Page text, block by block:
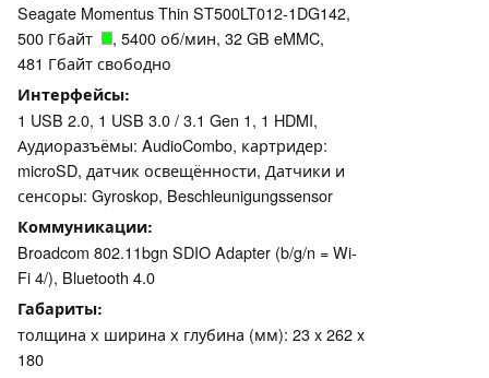
Seagate Momentus Thin ST500LT012-1DG142,
500 Гбайт
, 5400 об/мин, 32 GB eMMC,
481 Гбайт свободно
Интерфейсы
1 USB 2.0, 1 USB 3.0 / 3.1 Gen 1, 1 HDMI,
Аудиоразъёмы: AudioCombo, картридер:
microSD, датчик освещённости, Датчики и
сенсоры: Gyroskop, Beschleunigungssensor
Коммуникации
Broadcom 802.11bgn SDIO Adapter (b/g/n = Wi-
Fi 4/), Bluetooth 4.0
Габариты
толщина х ширина х глубина (мм): 23 x 262 x
180